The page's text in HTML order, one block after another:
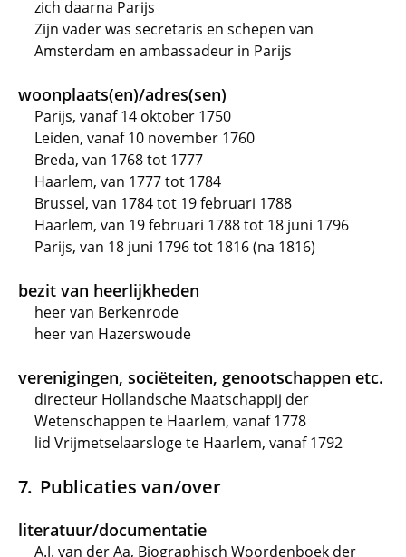
zich daarna Parijs
Zijn vader was secretaris en schepen van
Amsterdam en ambassadeur in Parijs
woonplaats(en)/adres(sen)
Parijs, vanaf 14 oktober 1750
Leiden, vanaf 10 november 1760
Breda, van 1768 tot 1777
Haarlem, van 1777 tot 1784
Brussel, van 1784 tot 19 februari 1788
Haarlem, van 19 februari 1788 tot 18 juni 1796
Parijs, van 18 juni 1796 tot 1816 (na 1816)
bezit van heerlijkheden
heer van Berkenrode
heer van Hazerswoude
verenigingen, sociëteiten, genootschappen etc.
directeur Hollandsche Maatschappij der
Wetenschappen te Haarlem, vanaf 1778
lid Vrijmetselaarsloge te Haarlem, vanaf 1792
Publicaties van/over
literatuur/documentatie
A.J. van der Aa, Biographisch Woordenboek der